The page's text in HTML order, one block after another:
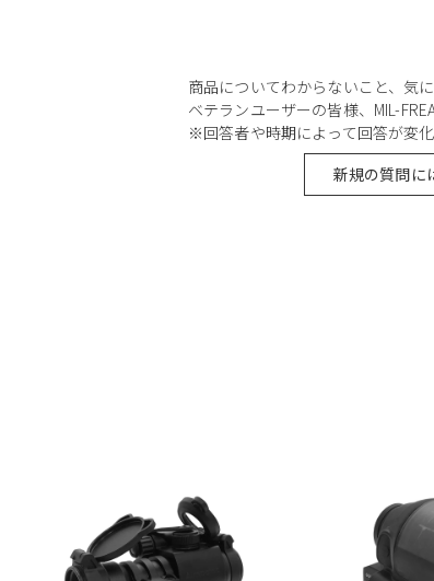
商品についてわからないこと、気
ベテランユーザーの皆様、MIL-
※回答者や時期によって回答が変
新規の質問に